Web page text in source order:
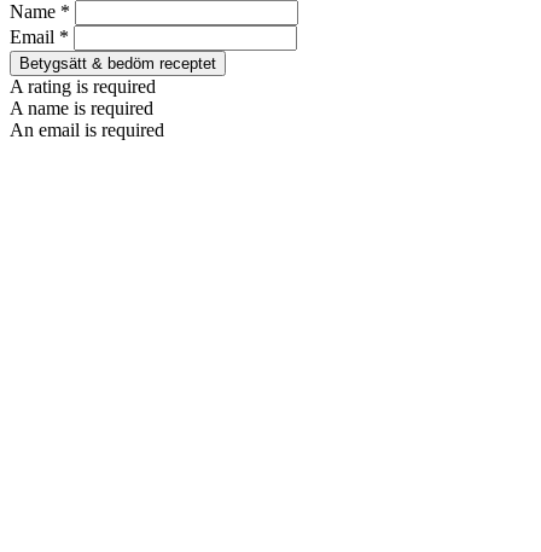
Name *
Email *
Betygsätt & bedöm receptet
A rating is required
A name is required
An email is required